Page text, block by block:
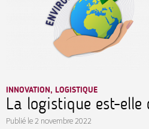
INNOVATION, LOGISTIQUE
La logistique est-elle
Publié le 2 novembre 2022